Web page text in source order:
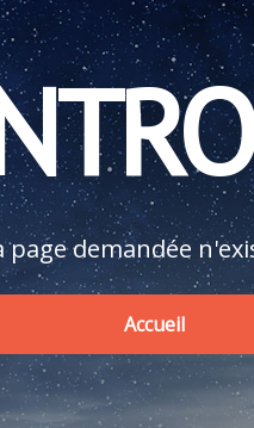
page demandée
Accueil